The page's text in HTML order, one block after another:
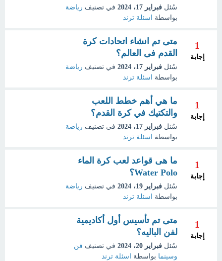
سُئل فبراير 17، 2024 في تصنيف رياضة
بواسطة
اسئلة ترند
1
إجابة
متى تم انشاء اتحادات كرة
القدم فى العالم؟
سُئل فبراير 17، 2024 في تصنيف رياضة
بواسطة
اسئلة ترند
1
إجابة
ما هي أهم خطط اللعب
والتكتيك في كرة القدم؟
سُئل فبراير 17، 2024 في تصنيف رياضة
بواسطة
اسئلة ترند
1
إجابة
ما هى قواعد لعب كرة الماء
Water Polo؟
سُئل فبراير 19، 2024 في تصنيف رياضة
بواسطة
اسئلة ترند
1
إجابة
متى تم تأسيس أول أكاديمية
لفن الباليه؟
سُئل فبراير 20، 2024 في تصنيف فن
وسينما بواسطة اسئلة ترند